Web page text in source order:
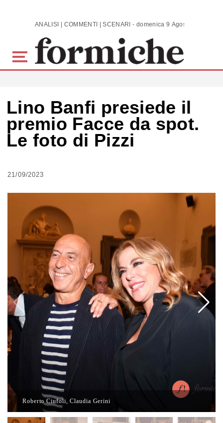
Skip to main content ANALISI | COMMENTI | SCENARI - domenica 9 Agosto 2026
Lino Banfi presiede il
premio Facce da spot.
Le foto di Pizzi
21/09/2023
Roberto Ciufoli, Claudia Gerini